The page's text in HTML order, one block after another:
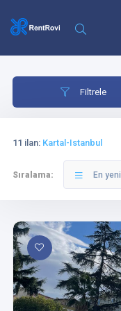
Filtrele
Konut
Oda sayısı
Salon
Filtrele
11 ilan: Kartal-Istanbul
Sıralama: En yeni